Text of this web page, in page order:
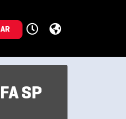
SP